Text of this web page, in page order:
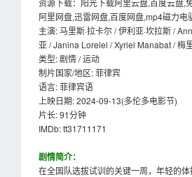
资源下载：阳光下载阿里云盘,百度云盘,
阿里网盘,迅雷网盘,百度网盘,mp4磁力
主演: 马里斯·拉卡尔 / 伊利亚·坎拉斯 /
亚 / Janina Lorelei / Xyriel Manabat / 梅
类型: 剧情 / 运动
制片国家/地区: 菲律宾
语言: 菲律宾语
上映日期: 2024-09-13(多伦多电影节)
片长: 91分钟
IMDb: tt31711171
剧情简介：
在全国队选拔试训的关键一周，年轻的